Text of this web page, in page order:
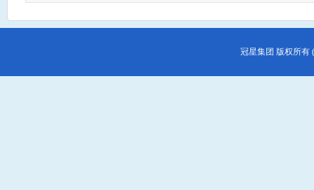
格局略紧和国际棉价支撑等因素影响，2017年国内棉价较上年明显
冠星集团 版权所有